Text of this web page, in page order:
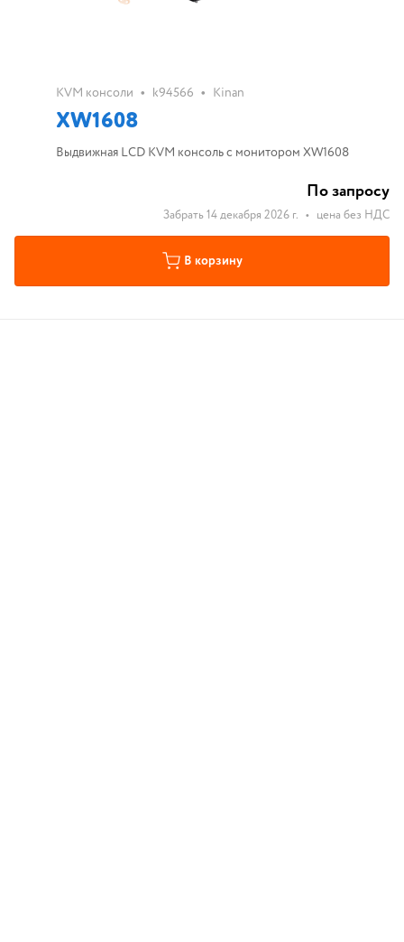
KVM консоли • k94566 • Kinan
XW1608
Выдвижная LCD KVM консоль с монитором XW1608
По запросу
Забрать 14 декабря 2026 г. • цена без НДС
В корзину